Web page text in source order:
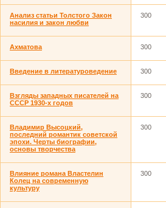
Анализ статьи Толстого Закон
насилия и закон любви
300
Ахматова 300
Введение в литературоведение 300
Взгляды западных писателей на
СССР 1930-х годов
300
Владимир Высоцкий,
последний романтик советской
эпохи. Черты биографии,
основы творчества
300
Влияние романа Властелин
Колец на современную
культуру
300